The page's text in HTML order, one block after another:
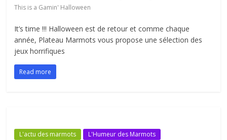
This is a Gamin' Halloween
It’s time !!! Halloween est de retour et comme chaque
année, Plateau Marmots vous propose une sélection des
jeux horrifiques
Read more
L'actu des marmots L'Humeur des Marmots